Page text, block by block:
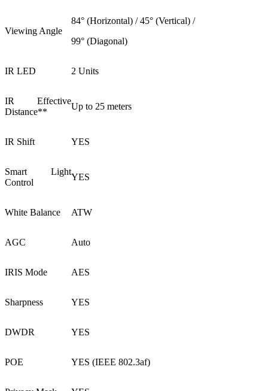
Viewing Angle
84° (Horizontal) / 45° (Vertical) /
99° (Diagonal)
IR LED 2 Units
IR Effective
Distance**
Up to 25 meters
IR Shift YES
Smart Light
Control
YES
White Balance ATW
AGC Auto
IRIS Mode AES
Sharpness YES
DWDR YES
POE YES (IEEE 802.3af)